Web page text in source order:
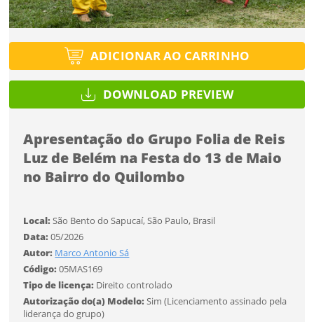
ADICIONAR AO CARRINHO
DOWNLOAD PREVIEW
Apresentação do Grupo Folia de Reis
Luz de Belém na Festa do 13 de Maio
no Bairro do Quilombo
Local:São Bento do Sapucaí, São Paulo, Brasil
Data:05/2026
Autor: Marco Antonio Sá
Código:05MAS169
Tipo de licença: Direito controlado
Autorização do(a) Modelo:Sim (Licenciamento assinado pela
liderança do grupo)
Tipo de projeto
Formato
Tamanho
Título do projeto
Tipo de projeto
Selecione
Formato
Tamanho
Esqueci a senha
CADASTRE-SE
SALVAR
Desejo receber novidades sobre a Pulsar Imagens
Li e concordo com os
Tipo de projeto
Selecione
Utilização
Tamanho